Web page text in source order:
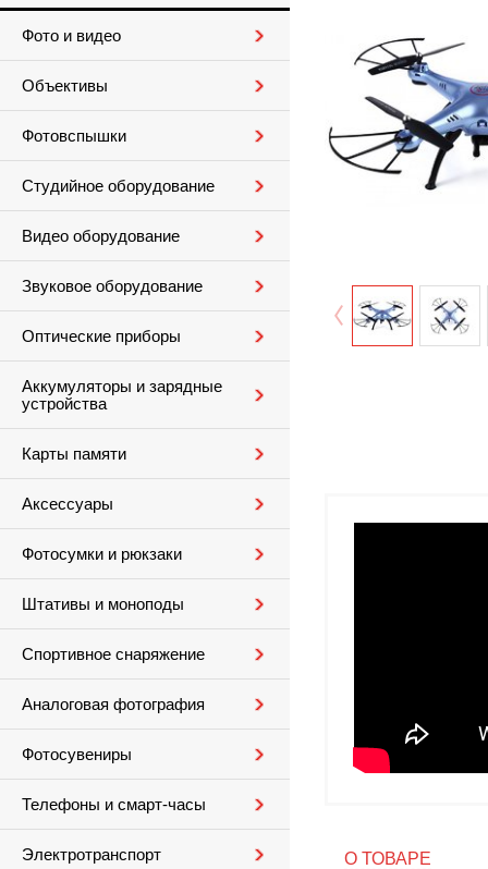
Фото и видео
Объективы
Фотовспышки
Студийное оборудование
Видео оборудование
Звуковое оборудование
Оптические приборы
Аккумуляторы и зарядные
устройства
Карты памяти
Аксессуары
Фотосумки и рюкзаки
Штативы и моноподы
Спортивное снаряжение
Аналоговая фотография
Фотосувениры
Телефоны и смарт-часы
Электротранспорт О ТОВАРЕ